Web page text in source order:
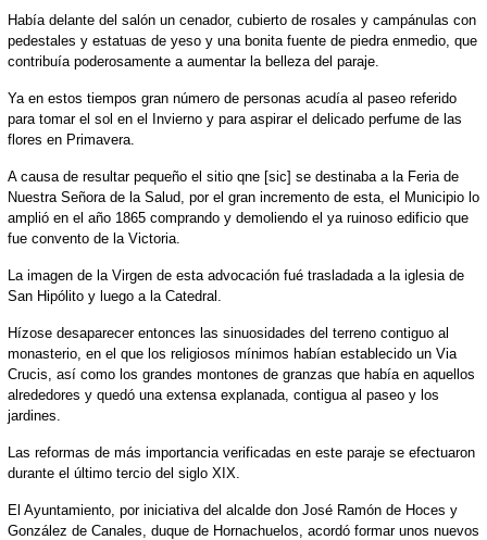
Había delante del salón un cenador, cubierto de rosales y campánulas con
pedestales y estatuas de yeso y una bonita fuente de piedra enmedio, que
contribuía poderosamente a aumentar la belleza del paraje.
Ya en estos tiempos gran número de personas acudía al paseo referido
para tomar el sol en el Invierno y para aspirar el delicado perfume de las
flores en Primavera.
A causa de resultar pequeño el sitio qne [sic] se destinaba a la Feria de
Nuestra Señora de la Salud, por el gran incremento de esta, el Municipio lo
amplió en el año 1865 comprando y demoliendo el ya ruinoso edificio que
fue convento de la Victoria.
La imagen de la Virgen de esta advocación fué trasladada a la iglesia de
San Hipólito y luego a la Catedral.
Hízose desaparecer entonces las sinuosidades del terreno contiguo al
monasterio, en el que los religiosos mínimos habían establecido un Via
Crucis, así como los grandes montones de granzas que había en aquellos
alrededores y quedó una extensa explanada, contigua al paseo y los
jardines.
Las reformas de más importancia verificadas en este paraje se efectuaron
durante el último tercio del siglo XIX.
El Ayuntamiento, por iniciativa del alcalde don José Ramón de Hoces y
González de Canales, duque de Hornachuelos, acordó formar unos nuevos